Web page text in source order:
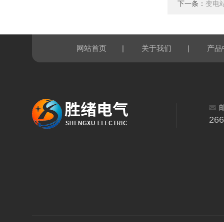
下一条： 变电
网站首页 | 关于我们 | 产品